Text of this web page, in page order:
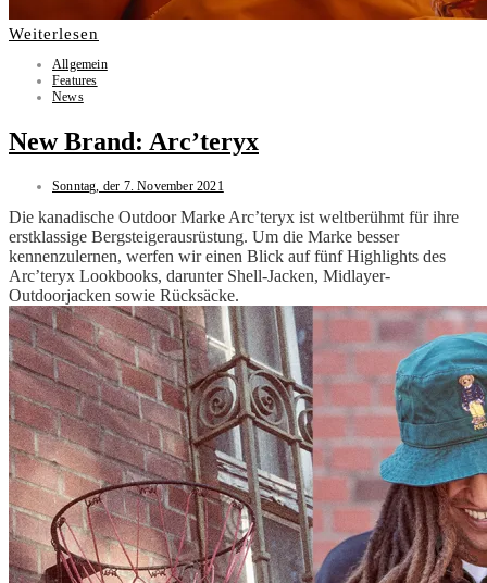
Weiterlesen
Allgemein
Features
News
New Brand: Arc’teryx
Sonntag, der 7. November 2021
Die kanadische Outdoor Marke Arc’teryx ist weltberühmt für ihre
erstklassige Bergsteigerausrüstung. Um die Marke besser
kennenzulernen, werfen wir einen Blick auf fünf Highlights des
Arc’teryx Lookbooks, darunter Shell-Jacken, Midlayer-
Outdoorjacken sowie Rücksäcke.